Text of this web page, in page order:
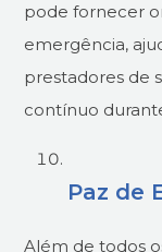
pode fornecer
emergência,
prestadores de
contínuo
Paz de
Além de todos